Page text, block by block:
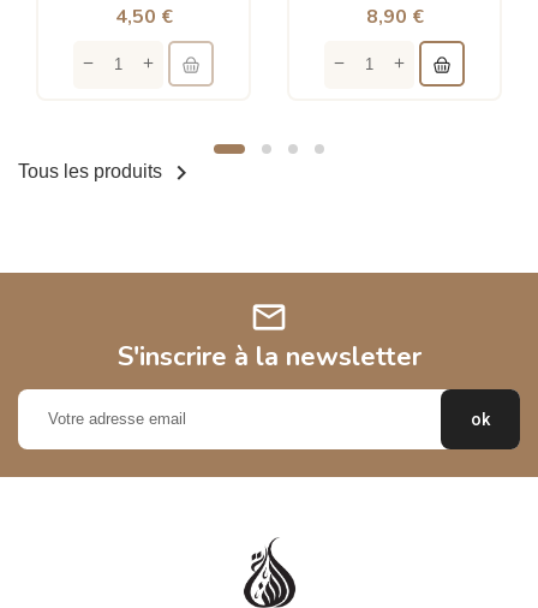
4,50 € 8,90 €
Tous les produits 
mail
S'inscrire à la newsletter